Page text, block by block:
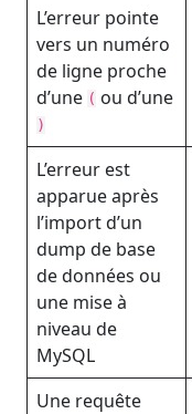
L’erreur pointe
vers un numéro
de ligne proche
d’une ( ou d’une
)
L’erreur est
apparue après
l’import d’un
dump de base
de données ou
une mise à
niveau de
MySQL
Une requête